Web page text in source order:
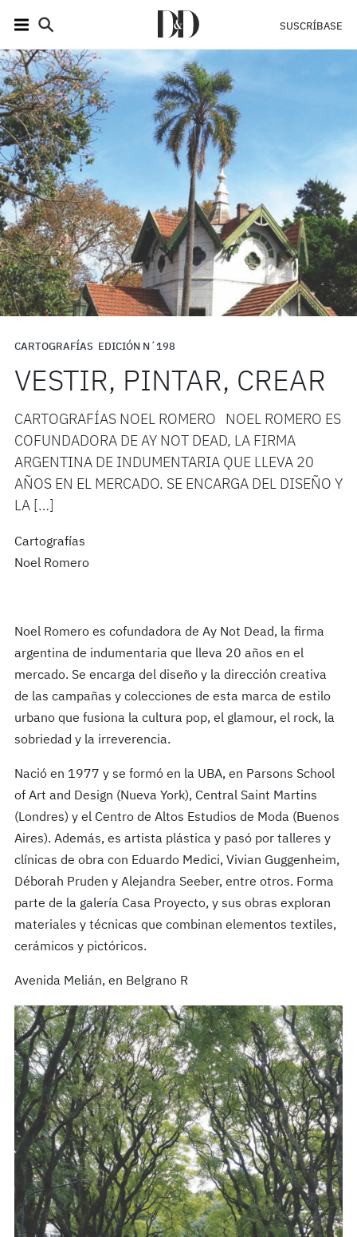
SUSCRÍBASE
CARTOGRAFÍAS EDICIÓN N´198
VESTIR, PINTAR, CREAR
CARTOGRAFÍAS NOEL ROMERO NOEL ROMERO ES
COFUNDADORA DE AY NOT DEAD, LA FIRMA
ARGENTINA DE INDUMENTARIA QUE LLEVA 20
AÑOS EN EL MERCADO. SE ENCARGA DEL DISEÑO Y
LA […]
Cartografías
Noel Romero
Noel Romero es cofundadora de Ay Not Dead, la firma
argentina de indumentaria que lleva 20 años en el
mercado. Se encarga del diseño y la dirección creativa
de las campañas y colecciones de esta marca de estilo
urbano que fusiona la cultura pop, el glamour, el rock, la
sobriedad y la irreverencia.
Nació en 1977 y se formó en la UBA, en Parsons School
of Art and Design (Nueva York), Central Saint Martins
(Londres) y el Centro de Altos Estudios de Moda (Buenos
Aires). Además, es artista plástica y pasó por talleres y
clínicas de obra con Eduardo Medici, Vivian Guggenheim,
Déborah Pruden y Alejandra Seeber, entre otros. Forma
parte de la galería Casa Proyecto, y sus obras exploran
materiales y técnicas que combinan elementos textiles,
cerámicos y pictóricos.
Avenida Melián, en Belgrano R